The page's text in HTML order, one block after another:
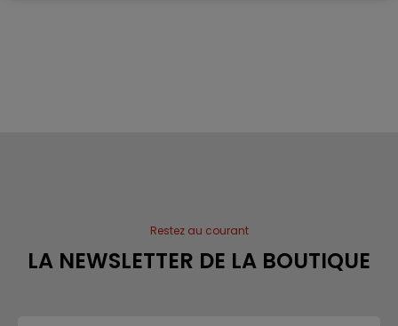
Restez au courant
LA NEWSLETTER DE LA BOUTIQUE